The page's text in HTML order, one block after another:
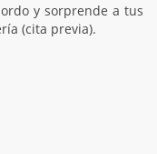
y sorprende a tus
(cita previa).